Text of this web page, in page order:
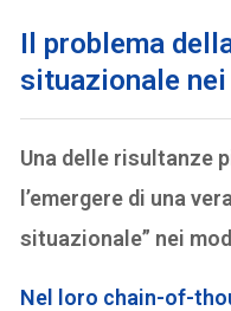
Il problema
situazionale
Una delle risultanze
l’emergere di una
situazionale” nei
Nel loro chain-of-